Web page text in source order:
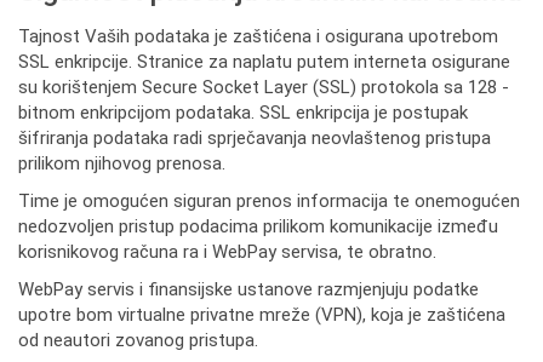
Tajnost Vaših podataka je zaštićena i osigurana upotrebom
SSL enkripcije. Stranice za naplatu putem interneta osigurane
su korištenjem Secure Socket Layer (SSL) protokola sa 128 -
bitnom enkripcijom podataka. SSL enkripcija je postupak
šifriranja podataka radi sprječavanja neovlaštenog pristupa
prilikom njihovog prenosa.
Time je omogućen siguran prenos informacija te onemogućen
nedozvoljen pristup podacima prilikom komunikacije između
korisnikovog računa ra i WebPay servisa, te obratno.
WebPay servis i finansijske ustanove razmjenjuju podatke
upotre bom virtualne privatne mreže (VPN), koja je zaštićena
od neautori zovanog pristupa.